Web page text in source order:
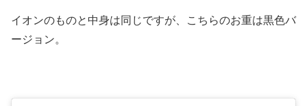
イオンのものと中身は同じですが、こちらのお重は黒色バ
ージョン。